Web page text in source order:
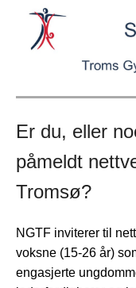
Er du, eller
påmeldt
Tromsø?
NGTF inviterer til
voksne (15-26 år)
engasjerte